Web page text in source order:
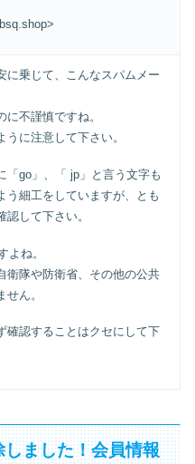
に乗じて、こんなスパムメー
不謹慎ですね。
に注意して下さい。
「go」、「 jp」と言う文字も
う細工をしていますが、とも
して下さい。
よね。
衛隊や防衛省、その他の公共
ん。
確認することはクセにして下
ました！会員情報